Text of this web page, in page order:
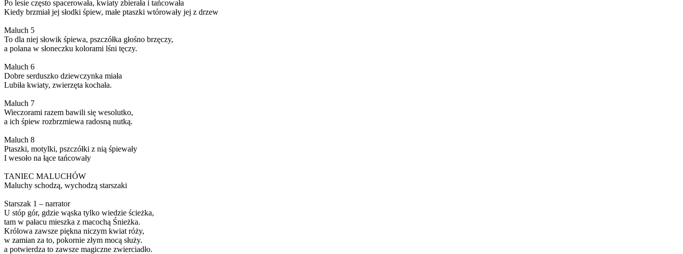
Po lesie często spacerowała, kwiaty zbierała i tańcowała
Kiedy brzmiał jej słodki śpiew, małe ptaszki wtórowały jej z drzew
Maluch 5
To dla niej słowik śpiewa, pszczółka głośno brzęczy,
a polana w słoneczku kolorami lśni tęczy.
Maluch 6
Dobre serduszko dziewczynka miała
Lubiła kwiaty, zwierzęta kochała.
Maluch 7
Wieczorami razem bawili się wesolutko,
a ich śpiew rozbrzmiewa radosną nutką.
Maluch 8
Ptaszki, motylki, pszczółki z nią śpiewały
I wesoło na łące tańcowały
TANIEC MALUCHÓW
Maluchy schodzą, wychodzą starszaki
Starszak 1 – narrator
U stóp gór, gdzie wąska tylko wiedzie ścieżka,
tam w pałacu mieszka z macochą Śnieżka.
Królowa zawsze piękna niczym kwiat róży,
w zamian za to, pokornie złym mocą służy.
a potwierdza to zawsze magiczne zwierciadło.